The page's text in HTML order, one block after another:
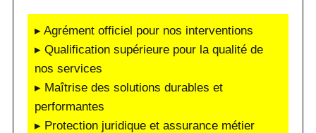
▸ Agrément officiel pour nos interventions
▸ Qualification supérieure pour la qualité de
nos services
▸ Maîtrise des solutions durables et
performantes
▸ Protection juridique et assurance métier